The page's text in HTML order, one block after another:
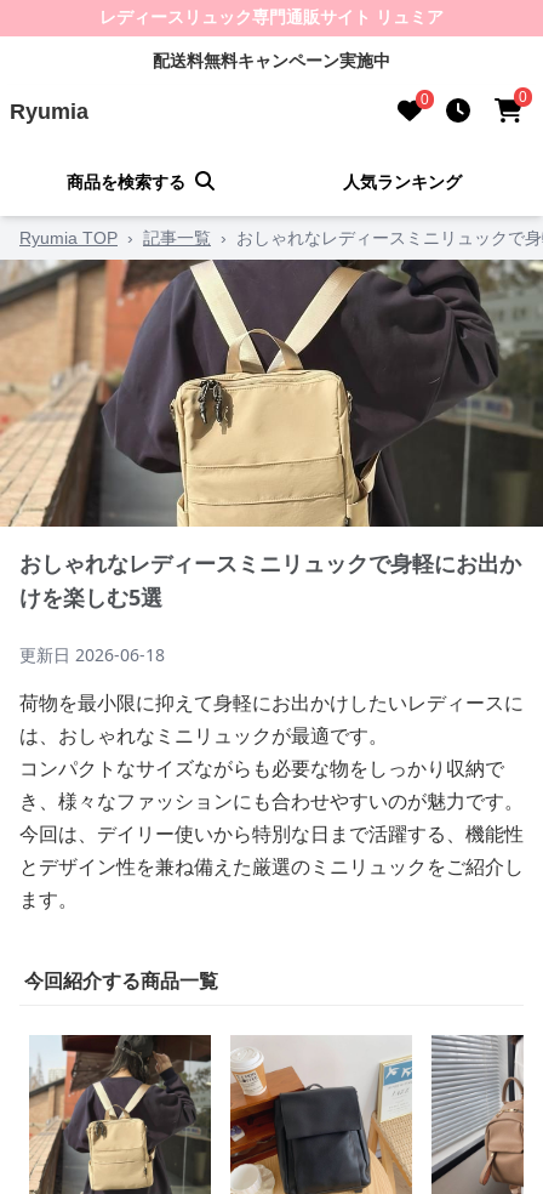
レディースリュック専門通販サイト リュミア
配送料無料キャンペーン実施中
Ryumia 0 0
商品を検索する 人気ランキング
Ryumia TOP › 記事一覧 › おしゃれなレディースミニリュックで
おしゃれなレディースミニリュックで身軽にお出か
けを楽しむ5選
更新日 2026-06-18
荷物を最小限に抑えて身軽にお出かけしたいレディースに
は、おしゃれなミニリュックが最適です。
コンパクトなサイズながらも必要な物をしっかり収納で
き、様々なファッションにも合わせやすいのが魅力です。
今回は、デイリー使いから特別な日まで活躍する、機能性
とデザイン性を兼ね備えた厳選のミニリュックをご紹介し
ます。
今回紹介する商品一覧